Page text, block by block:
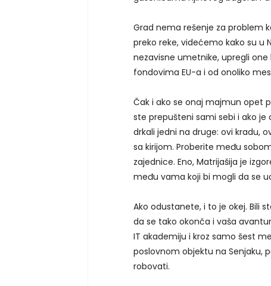
Grad nema rešenje za problem
preko reke, videćemo kako su u
nezavisne umetnike, upregli
fondovima EU-a i od onoliko
Čak i ako se onaj majmun opet
ste prepušteni sami sebi i ako je
drkali jedni na druge: ovi kradu,
sa kirijom. Proberite među
zajednice. Eno, Matrijašija je
među vama koji bi mogli da se
Ako odustanete, i to je okej. Bili
da se tako okonča i vaša
IT akademiju i kroz samo šest
poslovnom objektu na Senjaku,
robovati.